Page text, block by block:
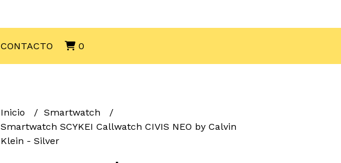
CONTACTO 0
Inicio
Smartwatch
Smartwatch SCYKEI Callwatch CIVIS NEO by Calvin
Klein - Silver